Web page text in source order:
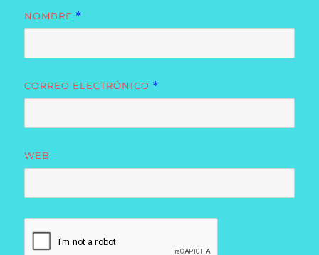
NOMBRE *
CORREO ELECTRÓNICO *
WEB